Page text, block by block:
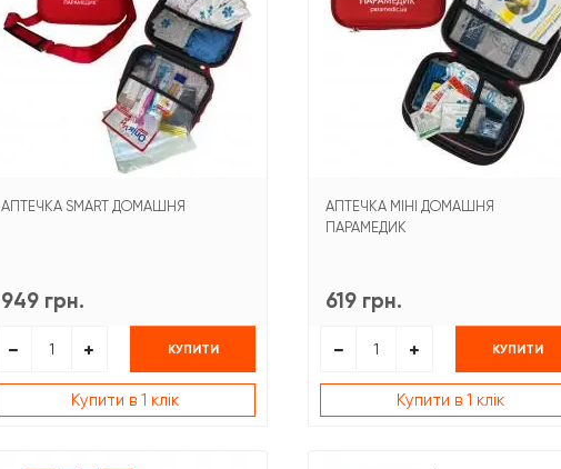
АПТЕЧКА SMART ДОМАШНЯ
949 грн.
КУПИТИ
Купити в 1 клік
АПТЕЧКА МІНІ ДОМАШНЯ
ПАРАМЕДИК
619 грн.
КУПИТИ
Купити в 1 клік